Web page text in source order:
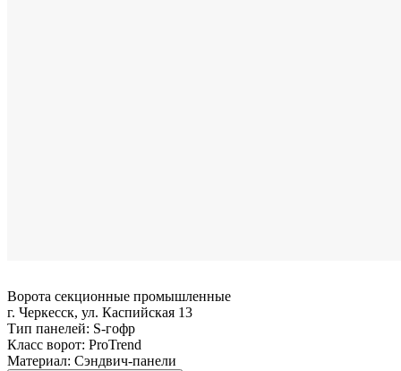
Ворота секционные промышленные
г. Черкесск, ул. Каспийская 13
Тип панелей: S-гофр
Класс ворот: ProTrend
Материал: Сэндвич-панели